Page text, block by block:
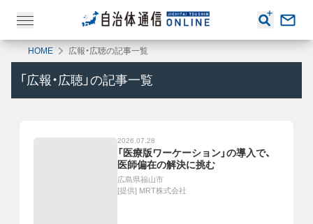
HOME 広報・広聴の記事一覧
「 広報・広聴 」の記事一覧
2026.07.28
「医療版ワーケーション」の導入で、
医師偏在の解決に挑む
広島県福山市
[提供] MRT株式会社